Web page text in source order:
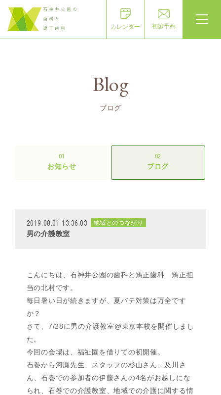
カレンダー 初診予約
Blog
ブログ
01
お知らせ
02
ブログ
2019.08.01 13:36:03 地域とのつながり
男の介護教室
こんにちは、石神井公園の歯科と矯正歯科 矯正担
当の北村です。
毎日暑い日が続きますが、夏バテ対策は万全です
か？
さて、7/28に男の介護教室@東京本校を開催しまし
た。
今回の会場は、福祉園を借りての初開催。
石巻から河瀬先生、スタッフの杉山さん、及川さ
ん、石巻での参加者の伊藤さんの4名がお越しにな
られ、石巻での介護教室、地域での介護に関する情